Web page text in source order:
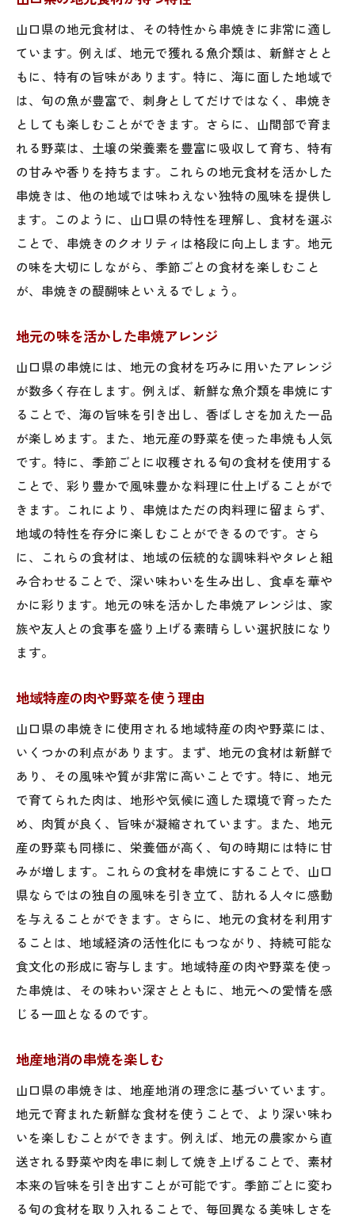
山口県の地元食材は、その特性から串焼きに非常に適し
ています。例えば、地元で獲れる魚介類は、新鮮さとと
もに、特有の旨味があります。特に、海に面した地域で
は、旬の魚が豊富で、刺身としてだけではなく、串焼き
としても楽しむことができます。さらに、山間部で育ま
れる野菜は、土壌の栄養素を豊富に吸収して育ち、特有
の甘みや香りを持ちます。これらの地元食材を活かした
串焼きは、他の地域では味わえない独特の風味を提供し
ます。このように、山口県の特性を理解し、食材を選ぶ
ことで、串焼きのクオリティは格段に向上します。地元
の味を大切にしながら、季節ごとの食材を楽しむこと
が、串焼きの醍醐味といえるでしょう。
地元の味を活かした串焼アレンジ
山口県の串焼には、地元の食材を巧みに用いたアレンジ
が数多く存在します。例えば、新鮮な魚介類を串焼にす
ることで、海の旨味を引き出し、香ばしさを加えた一品
が楽しめます。また、地元産の野菜を使った串焼も人気
です。特に、季節ごとに収穫される旬の食材を使用する
ことで、彩り豊かで風味豊かな料理に仕上げることがで
きます。これにより、串焼はただの肉料理に留まらず、
地域の特性を存分に楽しむことができるのです。さら
に、これらの食材は、地域の伝統的な調味料やタレと組
み合わせることで、深い味わいを生み出し、食卓を華や
かに彩ります。地元の味を活かした串焼アレンジは、家
族や友人との食事を盛り上げる素晴らしい選択肢になり
ます。
地域特産の肉や野菜を使う理由
山口県の串焼きに使用される地域特産の肉や野菜には、
いくつかの利点があります。まず、地元の食材は新鮮で
あり、その風味や質が非常に高いことです。特に、地元
で育てられた肉は、地形や気候に適した環境で育ったた
め、肉質が良く、旨味が凝縮されています。また、地元
産の野菜も同様に、栄養価が高く、旬の時期には特に甘
みが増します。これらの食材を串焼にすることで、山口
県ならではの独自の風味を引き立て、訪れる人々に感動
を与えることができます。さらに、地元の食材を利用す
ることは、地域経済の活性化にもつながり、持続可能な
食文化の形成に寄与します。地域特産の肉や野菜を使っ
た串焼は、その味わい深さとともに、地元への愛情を感
じる一皿となるのです。
地産地消の串焼を楽しむ
山口県の串焼きは、地産地消の理念に基づいています。
地元で育まれた新鮮な食材を使うことで、より深い味わ
いを楽しむことができます。例えば、地元の農家から直
送される野菜や肉を串に刺して焼き上げることで、素材
本来の旨味を引き出すことが可能です。季節ごとに変わ
る旬の食材を取り入れることで、毎回異なる美味しさを